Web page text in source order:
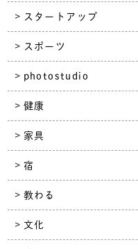
スタートアップ
スポーツ
photostudio
健康
家具
宿
教わる
文化